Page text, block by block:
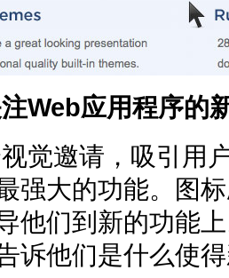
Web应用程序的
觉邀请，吸引用
强大的功能。图
他们到新的功能
诉他们是什么使